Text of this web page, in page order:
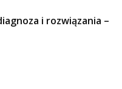
i rozwiązania –